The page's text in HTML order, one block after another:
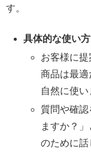
す。
具体的な使い方
お客様に
商品は最
自然に使い
質問や確
ますか？
のために話